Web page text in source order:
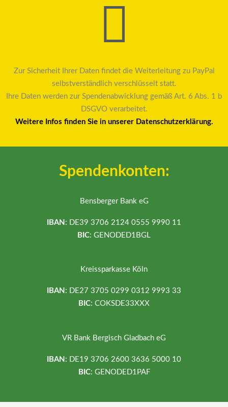
Zur Sicherheit Ihrer Daten findet die Weiterleitung zu PayPal
selbstverständlich verschlüsselt statt.
Ihre Daten werden zur Spendenabwicklung gemäß Art. 6 Abs. 1 b
DSGVO verarbeitet.
Weitere Infos finden Sie in unserer Datenschutzerklärung.
Spendenkonten:
Bensberger Bank eG
IBAN : DE39 3706 2124 0555 9990 11
BIC: GENODED1BGL
Kreissparkasse Köln
IBAN : DE27 3705 0299 0312 9993 33
BIC: COKSDE33XXX
VR Bank Bergisch Gladbach eG
IBAN : DE19 3706 2600 3636 5000 10
BIC: GENODED1PAF